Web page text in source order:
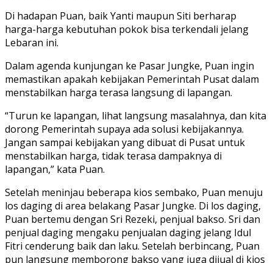
Di hadapan Puan, baik Yanti maupun Siti berharap
harga-harga kebutuhan pokok bisa terkendali jelang
Lebaran ini.
Dalam agenda kunjungan ke Pasar Jungke, Puan ingin
memastikan apakah kebijakan Pemerintah Pusat dalam
menstabilkan harga terasa langsung di lapangan.
“Turun ke lapangan, lihat langsung masalahnya, dan kita
dorong Pemerintah supaya ada solusi kebijakannya.
Jangan sampai kebijakan yang dibuat di Pusat untuk
menstabilkan harga, tidak terasa dampaknya di
lapangan,” kata Puan.
Setelah meninjau beberapa kios sembako, Puan menuju
los daging di area belakang Pasar Jungke. Di los daging,
Puan bertemu dengan Sri Rezeki, penjual bakso. Sri dan
penjual daging mengaku penjualan daging jelang Idul
Fitri cenderung baik dan laku. Setelah berbincang, Puan
pun langsung memborong bakso yang juga dijual di kios